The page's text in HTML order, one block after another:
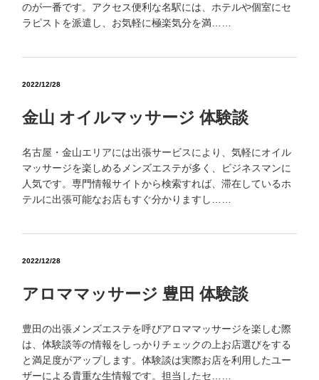
のが一番です。アクセス便利な名駅には、ホテルや個室にセ
ラピストを派遣し、お気軽に極楽気分を満……
2022/12/28
金山 オイルマッサージ 体験談
名古屋・金山エリアには出張サービスにより、気軽にオイル
マッサージを楽しめるメンズエステが多く、ビジネスマンに
人気です。専門情報サイトから検索すれば、滞在しているホ
テルに出張可能なお店もすぐ分かりますし……
2022/12/28
アロママッサージ 豊田 体験談
豊田の出張メンズエステを呼びアロママッサージを楽しむ際
は、体験談等の情報をしっかりチェックの上お店選びをする
と満足度がアップします。体験談は実際お店を利用したユー
ザーによる貴重な生情報です。担当したセ……